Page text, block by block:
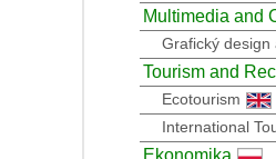
Multimedia and
Grafický design
Tourism and
Ecotourism
International
Ekonomika